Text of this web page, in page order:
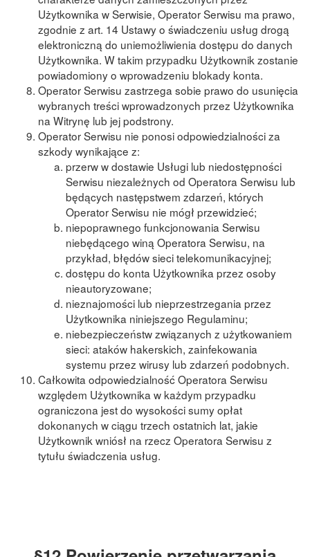
Użytkownika w Serwisie, Operator Serwisu ma prawo,
zgodnie z art. 14 Ustawy o świadczeniu usług drogą
elektroniczną do uniemożliwienia dostępu do danych
Użytkownika. W takim przypadku Użytkownik zostanie
powiadomiony o wprowadzeniu blokady konta.
Operator Serwisu zastrzega sobie prawo do usunięcia
wybranych treści wprowadzonych przez Użytkownika
na Witrynę lub jej podstrony.
Operator Serwisu nie ponosi odpowiedzialności za
szkody wynikające z:
przerw w dostawie Usługi lub niedostępności
Serwisu niezależnych od Operatora Serwisu lub
będących następstwem zdarzeń, których
Operator Serwisu nie mógł przewidzieć;
niepoprawnego funkcjonowania Serwisu
niebędącego winą Operatora Serwisu, na
przykład, błędów sieci telekomunikacyjnej;
dostępu do konta Użytkownika przez osoby
nieautoryzowane;
nieznajomości lub nieprzestrzegania przez
Użytkownika niniejszego Regulaminu;
niebezpieczeństw związanych z użytkowaniem
sieci: ataków hakerskich, zainfekowania
systemu przez wirusy lub zdarzeń podobnych.
Całkowita odpowiedzialność Operatora Serwisu
względem Użytkownika w każdym przypadku
ograniczona jest do wysokości sumy opłat
dokonanych w ciągu trzech ostatnich lat, jakie
Użytkownik wniósł na rzecz Operatora Serwisu z
tytułu świadczenia usług.